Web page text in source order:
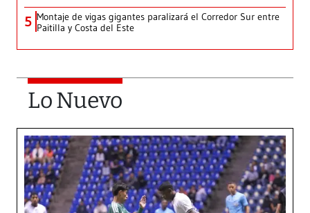
5 Montaje de vigas gigantes paralizará el Corredor Sur entre
Paitilla y Costa del Este
Lo Nuevo